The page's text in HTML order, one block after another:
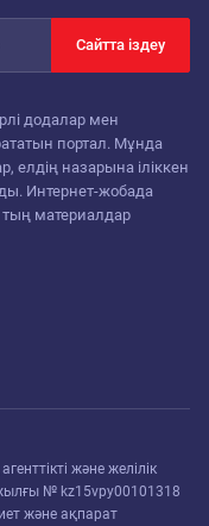
Сайтта іздеу
додалар мен
портал. Мұнда
елдің назарына іліккен
Интернет-жобада
тың материалдар
және желілік
№ kz15vpy00101318
және ақпарат